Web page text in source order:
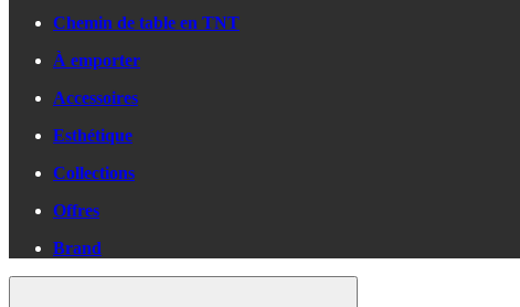
Chemin de table en TNT
À emporter
Accessoires
Esthétique
Collections
Offres
Brand